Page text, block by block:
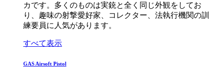
カです。多くのものは実銃と全く同じ外観をしてお
り、趣味の射撃愛好家、コレクター、法執行機関の訓
練要員に人気があります。
すべて表示
GAS Airsoft Pistol